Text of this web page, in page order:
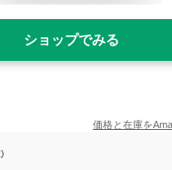
ショップでみる
価格と在庫を